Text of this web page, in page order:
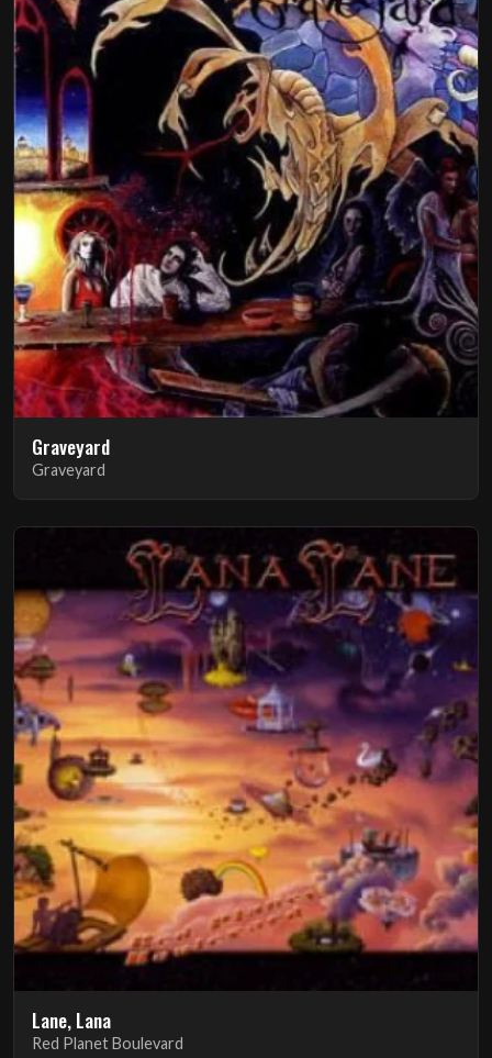
Graveyard
Graveyard
Lane, Lana
Red Planet Boulevard